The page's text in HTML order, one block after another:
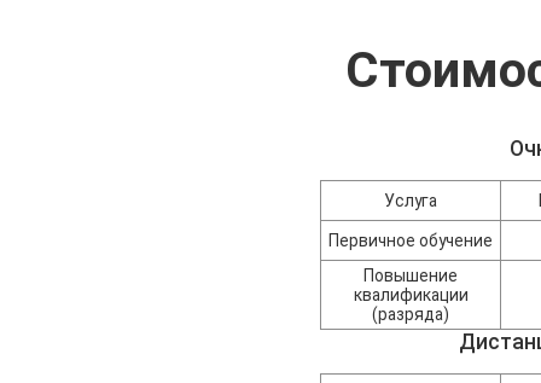
Услуга
Первичное обучение
Повышение
квалификации
(разряда)